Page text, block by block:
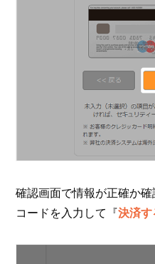
確認画面で情報が正確か
コードを入力して『決済す